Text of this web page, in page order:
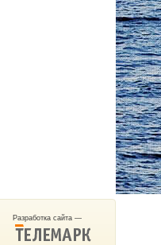
Разработка сайта —